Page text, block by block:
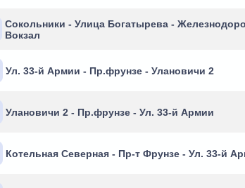
Сокольники - Улица Богатырева -
Вокзал
Ул. 33-й Армии - Пр.фрунзе - Улановичи 2
Улановичи 2 - Пр.фрунзе - Ул. 33-й Армии
Котельная Северная - Пр-т Фрунзе - Ул. 33-й